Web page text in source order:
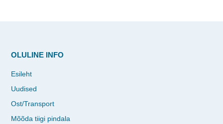
OLULINE INFO
Esileht
Uudised
Ost/Transport
Mõõda tiigi pindala